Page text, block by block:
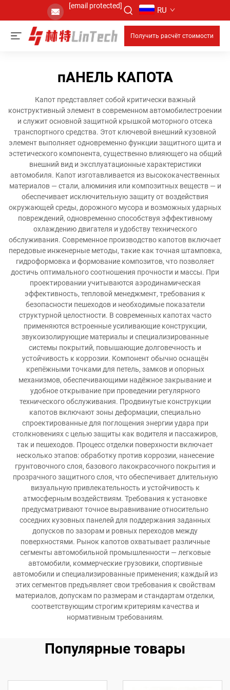
[email protected] RU
Получить расчёт стоимости
пАНЕЛЬ КАПОТА
Капот представляет собой критически важный
конструктивный элемент в современном автомобилестроении
и служит основной защитной крышкой моторного отсека
транспортного средства. Этот ключевой внешний кузовной
элемент выполняет одновременно функции защитного щита и
эстетического компонента, существенно влияющего на общий
внешний вид и эксплуатационные характеристики
автомобиля. Капот изготавливается из высококачественных
материалов — стали, алюминия или композитных веществ — и
обеспечивает исключительную защиту от воздействия
окружающей среды, дорожного мусора и возможных ударных
повреждений, одновременно способствуя эффективному
охлаждению двигателя и удобству технического
обслуживания. Современное производство капотов включает
передовые инженерные методы, такие как точная штамповка,
гидроформовка и формование композитов, что позволяет
достичь оптимального соотношения прочности и массы. При
проектировании учитываются аэродинамическая
эффективность, тепловой менеджмент, требования к
безопасности пешеходов и необходимые показатели
структурной целостности. В современных капотах часто
применяются встроенные усиливающие конструкции,
звукоизолирующие материалы и специализированные
системы покрытий, повышающие долговечность и
устойчивость к коррозии. Компонент обычно оснащён
крепёжными точками для петель, замков и опорных
механизмов, обеспечивающими надёжное закрывание и
удобное открывание при проведении регулярного
технического обслуживания. Продвинутые конструкции
капотов включают зоны деформации, специально
спроектированные для поглощения энергии удара при
столкновениях с целью защиты как водителя и пассажиров,
так и пешеходов. Процесс отделки поверхности включает
несколько этапов: обработку против коррозии, нанесение
грунтовочного слоя, базового лакокрасочного покрытия и
прозрачного защитного слоя, что обеспечивает длительную
визуальную привлекательность и устойчивость к
атмосферным воздействиям. Требования к установке
предусматривают точное выравнивание относительно
соседних кузовных панелей для поддержания заданных
допусков по зазорам и ровных переходов между
поверхностями. Рынок капотов охватывает различные
сегменты автомобильной промышленности — легковые
автомобили, коммерческие грузовики, спортивные
автомобили и специализированные применения; каждый из
этих сегментов предъявляет свои требования к свойствам
материалов, допускам по размерам и стандартам отделки,
соответствующим строгим критериям качества и
нормативным требованиям.
Популярные товары